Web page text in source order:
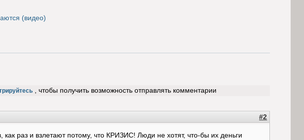
(видео)
, чтобы получить возможность отправлять комментарии
#2
раз и взлетают потому, что КРИЗИС! Люди не хотят, что-бы их деньги